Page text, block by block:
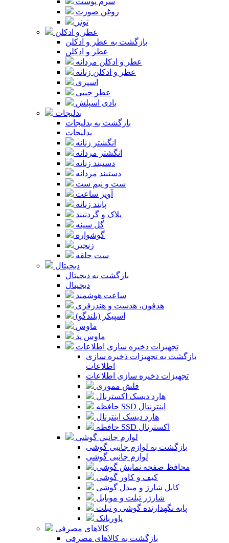
روغن صورت
تونر
عطر و ادکلن
بازگشت به عطر و ادکلن
عطر و ادکلن
عطر و ادکلن مردانه
عطر و ادکلن زنانه
اسپری
عطر جیبی
بادی اسپلش
بدلیجات
بازگشت به بدلیجات
بدلیجات
انگشتر زنانه
انگشتر مردانه
دستبند زنانه
دستبند مردانه
ست و نیم ست
آویز ساعت
پابند زنانه
پلاک و گردنبند
گل سینه
گوشواره
زنجیر
ست حلقه
دیجیتال
بازگشت به دیجیتال
دیجیتال
ساعت هوشمند
هدفون، هدست و هندزفری
اسپیکر (بلندگو)
ماوس
ماوس پد
تجهیزات ذخیره سازی اطلاعات
بازگشت به تجهیزات ذخیره سازی
اطلاعات
تجهیزات ذخیره سازی اطلاعات
فلش مموری
هارد دیسک اکسترنال
حافظه SSD اینترنتال
هارد دیسک اینترنال
حافظه SSD اکسترنال
لوازم جانبی گوشی
بازگشت به لوازم جانبی گوشی
لوازم جانبی گوشی
محافظ صفحه نمایش گوشی
کیف و کاور گوشی
کابل شارژ و مبدل گوشی
شارژر تبلت و موبایل
پایه نگهدارنده گوشی و تبلت
پاوربانک
کالاهای مصرفی
بازگشت به کالاهای مصرفی